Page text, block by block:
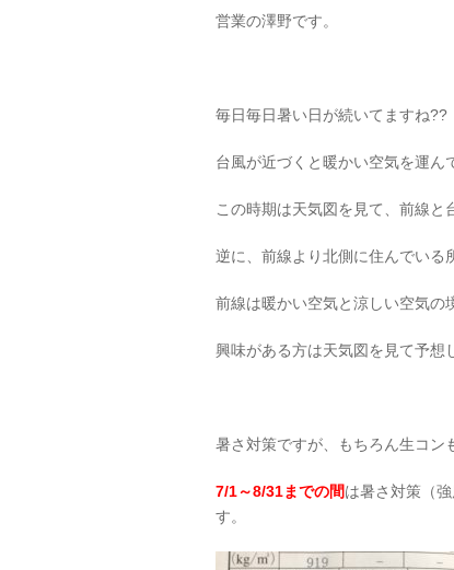
営業の澤野です。
毎日毎日暑い日が続いてますね??
台風が近づくと暖かい空気を運ん
この時期は天気図を見て、前線と
逆に、前線より北側に住んでいる
前線は暖かい空気と涼しい空気の
興味がある方は天気図を見て予想
暑さ対策ですが、もちろん生コン
7/1～8/31までの間は暑さ対策（
す。